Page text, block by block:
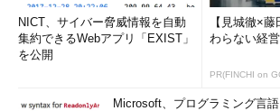
NICT、サイバー脅威情報を自動
集約できるWebアプリ「EXIST」
を公開
【見城徹×
わらない経
PR(FINCHI on
Microsoft、プログラミング言語